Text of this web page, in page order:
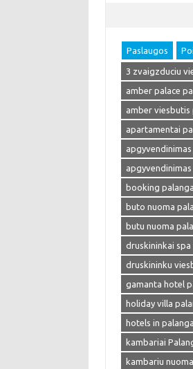
Paslaugos
3 zvaigzduciu
amber palace
amber viesbutis
apartamentai
booking palanga
buto nuoma
butu nuoma
druskininkai spa
druskininku
gamanta hotel
holiday villa
hotels in palanga
kambariai
kambariu